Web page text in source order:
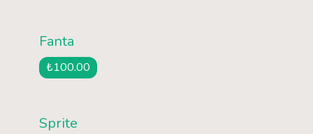
Fanta
₺100.00
Sprite